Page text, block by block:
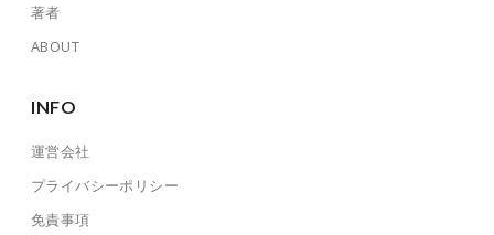
著者
ABOUT
INFO
運営会社
プライバシーポリシー
免責事項